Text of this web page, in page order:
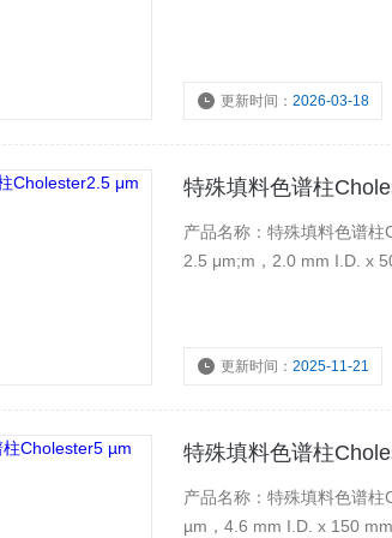
更新时间：2026-03-18
特殊填料色谱柱
产品名称：特殊填料色谱
2.5 μm;m，2.0 mm I.D. x
更新时间：2025-11-21
特殊填料色谱柱
产品名称：特殊填料色谱
µm，4.6 mm I.D. x 150